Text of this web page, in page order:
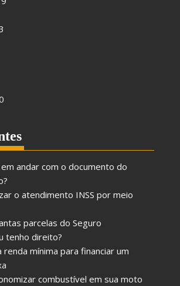
andar com o documento do
o atendimento INSS por meio
parcelas do Seguro
tenho direito?
renda mínima para financiar um
combustível em sua moto